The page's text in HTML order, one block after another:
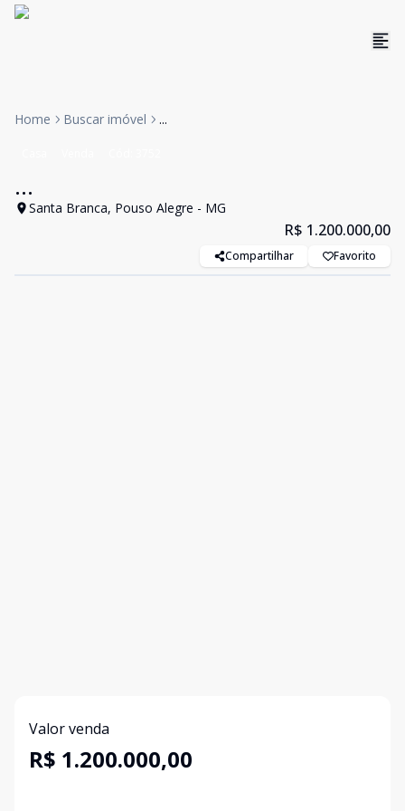
Home Buscar imóvel ...
...
Santa Branca, Pouso Alegre - MG
R$ 1.200.000,00
Compartilhar Favorito
Valor venda
R$ 1.200.000,00